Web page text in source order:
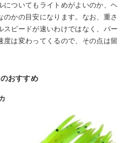
についてもライトめがよいのか、ヘ
のかの目安になります。なお、重さ
スピードが速いわけではなく、パー
度は変わってくるので、その点は留
おすすめ